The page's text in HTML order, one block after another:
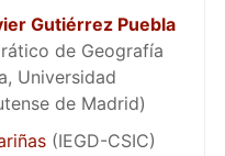
Gutiérrez Puebla
de Geografía
Universidad
de Madrid)
(IEGD-CSIC)